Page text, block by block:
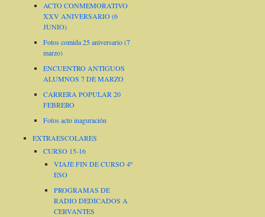
ACTO CONMEMORATIVO
XXV ANIVERSARIO (6
JUNIO)
Fotos comida 25 aniversario (7
marzo)
ENCUENTRO ANTIGUOS
ALUMNOS 7 DE MARZO
CARRERA POPULAR 20
FEBRERO
Fotos acto inaguración
EXTRAESCOLARES
CURSO 15-16
VIAJE FIN DE CURSO 4º
ESO
PROGRAMAS DE
RADIO DEDICADOS A
CERVANTES